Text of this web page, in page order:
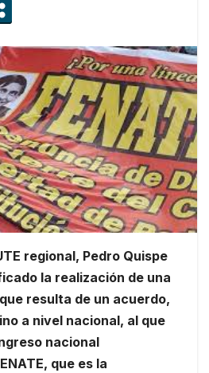
regional, Pedro Quispe
la realización de una
resulta de un acuerdo,
a nivel nacional, al que
nacional
que es la